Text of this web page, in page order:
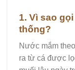
1. Vì sao
thống?
Nước mắm
ra từ cá được